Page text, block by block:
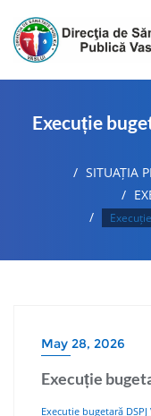
Execuție
SITUAȚIA
May 28, 2026
Execuție
Execuție bugetară DSPJ